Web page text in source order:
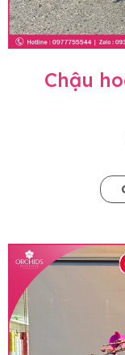
Chậu